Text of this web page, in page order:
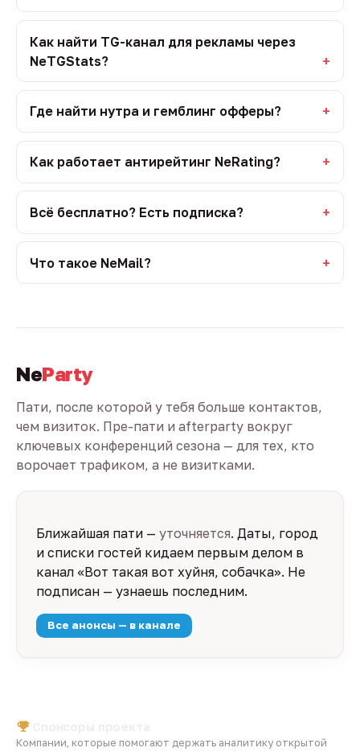
Как найти TG-канал для рекламы через
NeTGStats?
Где найти нутра и гемблинг офферы?
Как работает антирейтинг NeRating?
Всё бесплатно? Есть подписка?
Что такое NeMail?
NeParty
Пати, после которой у тебя больше контактов,
чем визиток. Пре-пати и afterparty вокруг
ключевых конференций сезона — для тех, кто
ворочает трафиком, а не визитками.
Ближайшая пати — уточняется. Даты, город
и списки гостей кидаем первым делом в
канал «Вот такая вот хуйня, собачка». Не
подписан — узнаешь последним.
Все анонсы — в канале
Компании, которые помогают держать аналитику открытой